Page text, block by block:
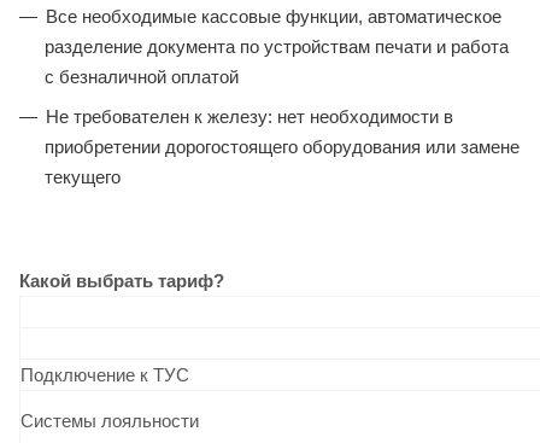
Все необходимые кассовые функции, автоматическое
разделение документа по устройствам печати и работа
с безналичной оплатой
Не требователен к железу: нет необходимости в
приобретении дорогостоящего оборудования или замене
текущего
Какой выбрать тариф?
Подключение к ТУС
Системы лояльности